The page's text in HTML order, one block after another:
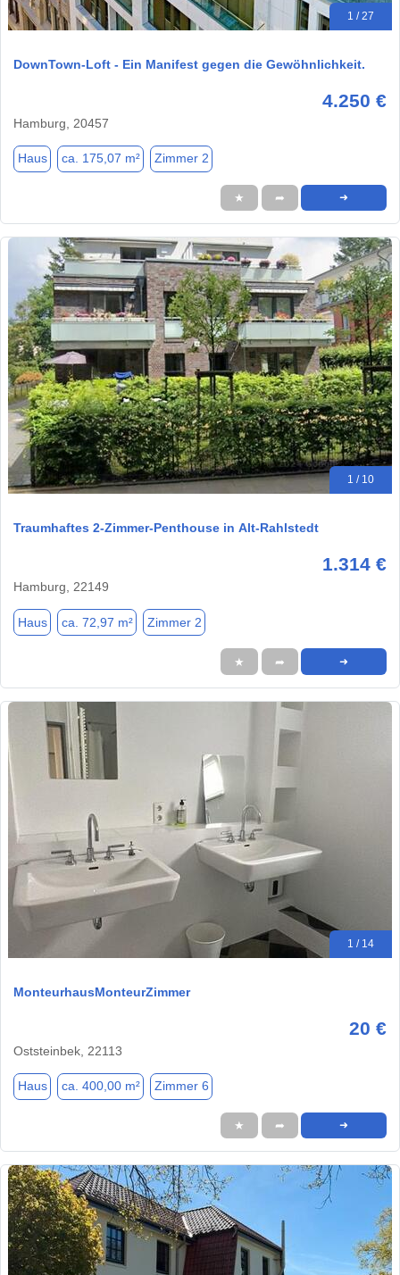
1 / 27
DownTown-Loft - Ein Manifest gegen die Gewöhnlichkeit.
4.250 €
Hamburg, 20457
Haus ca. 175,07 m² Zimmer 2
★ ➦ ➜
1 / 10
Traumhaftes 2-Zimmer-Penthouse in Alt-Rahlstedt
1.314 €
Hamburg, 22149
Haus ca. 72,97 m² Zimmer 2
★ ➦ ➜
1 / 14
MonteurhausMonteurZimmer
20 €
Oststeinbek, 22113
Haus ca. 400,00 m² Zimmer 6
★ ➦ ➜